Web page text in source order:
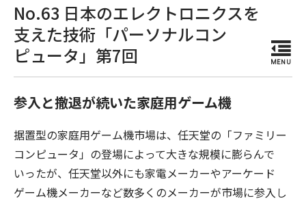
No.63 日本のエレクトロニクスを
支えた技術「パーソナルコン
ピュータ」第7回
MENU
参入と撤退が続いた家庭用ゲーム機
据置型の家庭用ゲーム機市場は、任天堂の「ファミリー
コンピュータ」の登場によって大きな規模に膨らんで
いったが、任天堂以外にも家電メーカーやアーケード
ゲーム機メーカーなど数多くのメーカーが市場に参入し